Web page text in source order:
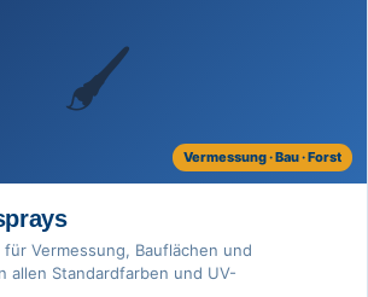
🖌️
Vermessung · Bau · Forst
Vermessung, Bauflächen und
allen Standardfarben und UV-